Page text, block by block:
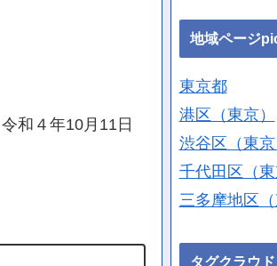
和４年10月11日
地域ページ
東京都
港区（東京）
渋谷区（東京
千代田区（東
三多摩地区（
タグクラウド